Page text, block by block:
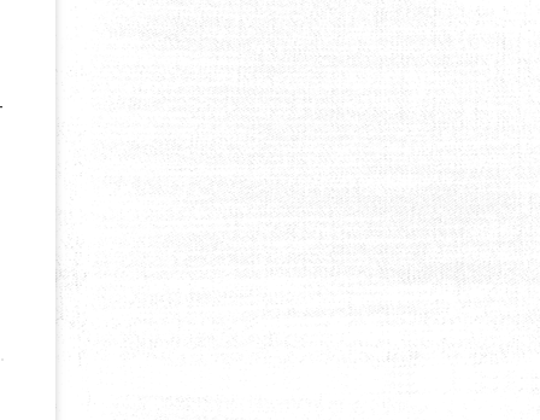
ALPINISTE A DISPARU